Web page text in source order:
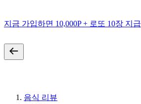
지금 가입하면 10,000P + 로또 10장 지급
음식 리뷰